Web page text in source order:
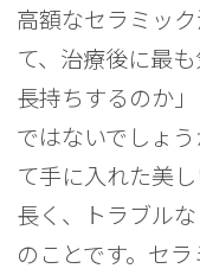
高額なセラミッ
て、治療後に最
長持ちするのか
ではないでしょ
て手に入れた美
長く、トラブル
のことです。セ